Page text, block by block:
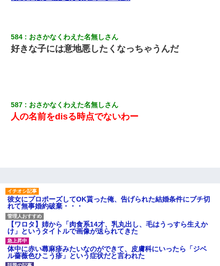
584 おさかなくわえた名無しさん
好きな子には意地悪したくなっちゃうんだ
587 おさかなくわえた名無しさん
人の名前をdisる時点でないわー
彼女にプロポーズしてOK貰った俺、告げられた結婚条件にブチ切
れて無事婚約破棄・・・
【ワロタ】姉から「肉食系14才、乳丸出し、毛はうっすら生えか
け」というタイトルで画像が送られてきた
体中に赤い蕁麻疹みたいなのができて、皮膚科にいったら「ジベ
ル薔薇色ひこう疹」という症状だと言われた